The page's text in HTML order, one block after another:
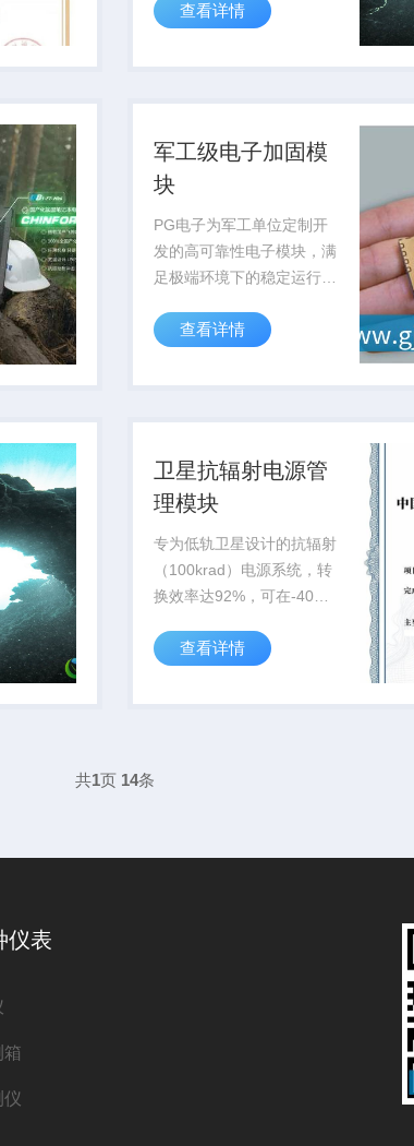
供可靠通信保障
查看详情
军工级电子加固模
块
PG电子为军工单位定制开
发的高可靠性电子模块，满
足极端环境下的稳定运行要
认证查看详情
卫星抗辐射电源管
理模块
专为低轨卫星设计的抗辐射
（100krad）电源系统，转
换效率达92%，可在-40℃
作，已批量应...
查看详情
共1页 14条
仪表
箱